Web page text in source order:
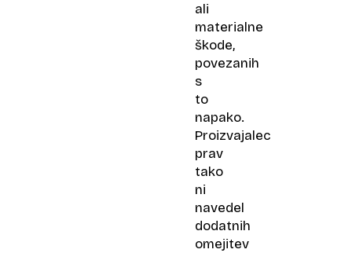
ali
materialne
škode,
povezanih
s
to
napako.
Proizvajalec
prav
tako
ni
navedel
dodatnih
omejitev